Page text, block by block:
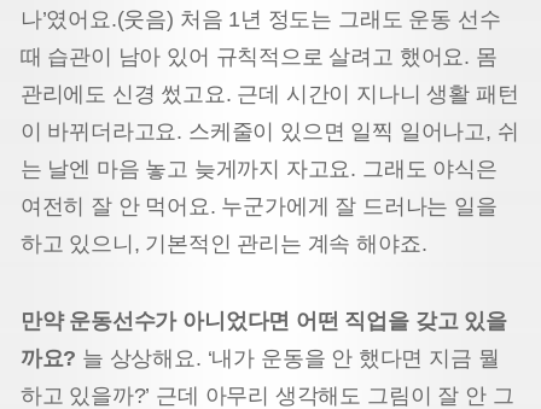
나’였어요.(웃음) 처음 1년 정도는 그래도 운동 선수
때 습관이 남아 있어 규칙적으로 살려고 했어요. 몸
관리에도 신경 썼고요. 근데 시간이 지나니 생활 패턴
이 바뀌더라고요. 스케줄이 있으면 일찍 일어나고, 쉬
는 날엔 마음 놓고 늦게까지 자고요. 그래도 야식은
여전히 잘 안 먹어요. 누군가에게 잘 드러나는 일을
하고 있으니, 기본적인 관리는 계속 해야죠.
만약 운동선수가 아니었다면 어떤 직업을 갖고 있을
까요? 늘 상상해요. ‘내가 운동을 안 했다면 지금 뭘
하고 있을까?’ 근데 아무리 생각해도 그림이 잘 안 그